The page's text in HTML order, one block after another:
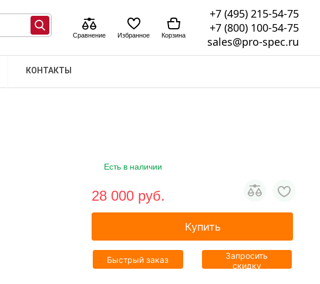
КОНТАКТЫ
Сравнение Избранное Корзина
+7 (495) 215-54-75
+7 (800) 100-54-75
sales@pro-spec.ru
Есть в наличии
28 000 pуб.
Купить
Быстрый заказ
Запросить
скидку